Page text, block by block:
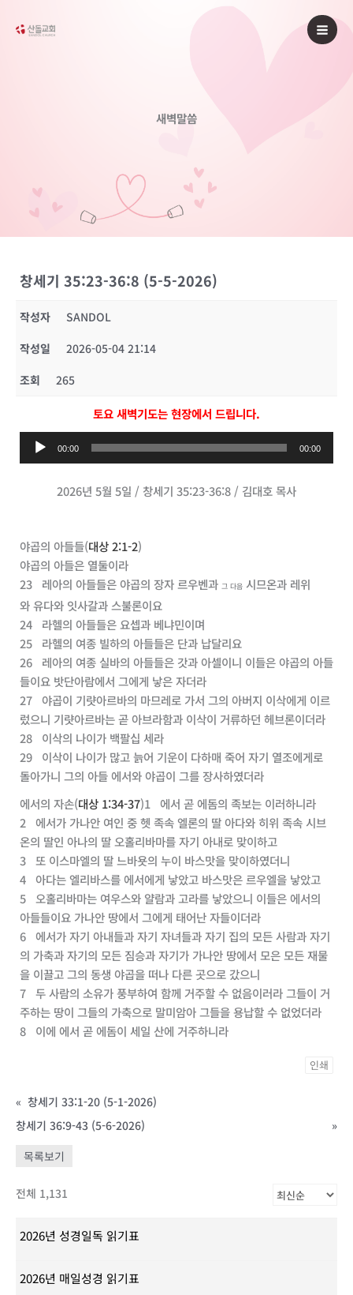
새벽말씀
창세기 35:23-36:8 (5-5-2026)
작성자
SANDOL
작성일
2026-05-04 21:14
조회
265
토요 새벽기도는 현장에서 드립니다.
어
00:00 00:00
2026년 5월 5일 / 창세기 35:23-36:8 / 김대호 목사
야곱의 아들들(대상 2:1-2)
야곱의 아들은 열둘이라
23 레아의 아들들은 야곱의 장자르우벤과 그 다음 시므온과 레위
와유다와 잇사갈과스불론이요
24 라헬의 아들들은요셉과 베냐민이며
25 라헬의 여종 빌하의 아들들은 단과 납달리요
26 레아의 여종 실바의 아들들은 갓과 아셀이니 이들은 야곱의 아들
들이요 밧단아람에서 그에게 낳은 자더라
27 야곱이 기럇아르바의 마므레로 가서 그의 아버지 이삭에게 이르
렀으니 기럇아르바는 곧 아브라함과 이삭이 거류하던 헤브론이더라
28 이삭의 나이가 백팔십 세라
29 이삭이 나이가 많고 늙어 기운이 다하매 죽어 자기 열조에게로
돌아가니 그의 아들 에서와 야곱이 그를 장사하였더라
에서의 자손(대상 1:34-37)1 에서 곧 에돔의 족보는 이러하니라
2 에서가 가나안 여인 중헷 족속엘론의 딸 아다와 히위 족속 시브
온의 딸인 아나의 딸오홀리바마를 자기 아내로 맞이하고
3 또 이스마엘의 딸느바욧의 누이 바스맛을 맞이하였더니
4 아다는엘리바스를 에서에게 낳았고 바스맛은르우엘을 낳았고
5 오홀리바마는 여우스와 얄람과고라를 낳았으니 이들은 에서의
아들들이요 가나안 땅에서 그에게 태어난 자들이더라
6 에서가 자기 아내들과 자기 자녀들과 자기 집의 모든 사람과 자기
의 가축과 자기의 모든 짐승과 자기가 가나안 땅에서 모은 모든 재물
을 이끌고 그의 동생 야곱을 떠나 다른 곳으로 갔으니
7 두 사람의 소유가 풍부하여 함께 거주할 수 없음이러라 그들이 거
주하는 땅이 그들의 가축으로 말미암아 그들을 용납할 수 없었더라
8 이에 에서 곧 에돔이 세일 산에 거주하니라
인쇄
« 창세기 33:1-20 (5-1-2026)
창세기 36:9-43 (5-6-2026)
»
목록보기
전체 1,131
2026년 성경일독 읽기표
2026년 매일성경 읽기표